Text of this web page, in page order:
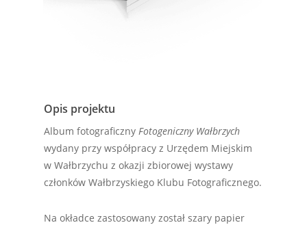
Opis projektu
Album fotograficzny Fotogeniczny Wałbrzych
wydany przy współpracy z Urzędem Miejskim
w Wałbrzychu z okazji zbiorowej wystawy
członków Wałbrzyskiego Klubu Fotograficznego.
Na okładce zastosowany został szary papier